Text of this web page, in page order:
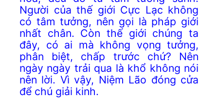
Người của thế giới Cực Lạc không
có tâm tưởng, nên gọi là pháp giới
nhất chân. Còn thế giới chúng ta
đây, có ai mà không vọng tưởng,
phân biệt, chấp trước chứ? Nên
ngày ngày trải qua là khổ không nói
nên lời. Vì vậy, Niệm Lão đóng cửa
để chú giải kinh.